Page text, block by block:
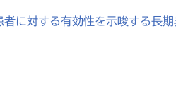
対する有効性を示唆する長期